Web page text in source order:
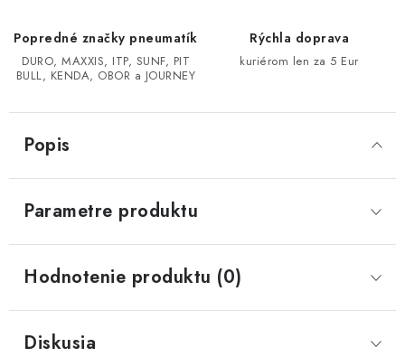
SEGWAY SNARLER AT6 AT5
Všeobecné obchodné podmienky
Reklamačný poriadok - formulár
Kontakt
Popredné značky pneumatík
DURO, MAXXIS, ITP, SUNF, PIT
BULL, KENDA, OBOR a JOURNEY
Rýchla doprava
kuriérom len za 5 Eur
Popis
Parametre produktu
Hodnotenie produktu (0)
Diskusia